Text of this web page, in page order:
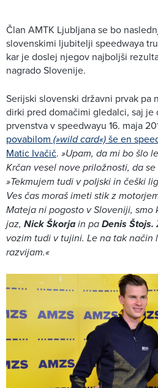
Član AMTK Ljubljana se bo
slovenskimi ljubitelji speedwaya
kar je doslej njegov najboljši
nagrado Slovenije.
Serijski slovenski državni prvak pa
dirki pred domačimi gledalci, saj
prvenstva v speedwayu 16. maja
povabilom (»wild card«)še en
Matic Ivačič. »Upam, da mi bo šlo
Krčan vesel nove priložnosti, da
»Tekmujem tudi v poljski in češki
Ves čas moraš imeti stik z
Mateja ni pogosto v Sloveniji,
jaz, Nick Škorjain paDenis Štojs.
vozim tudi v tujini. Le na tak način
razvijam.«